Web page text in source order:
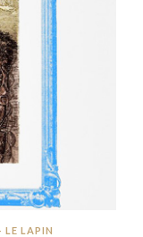
LE LAPIN